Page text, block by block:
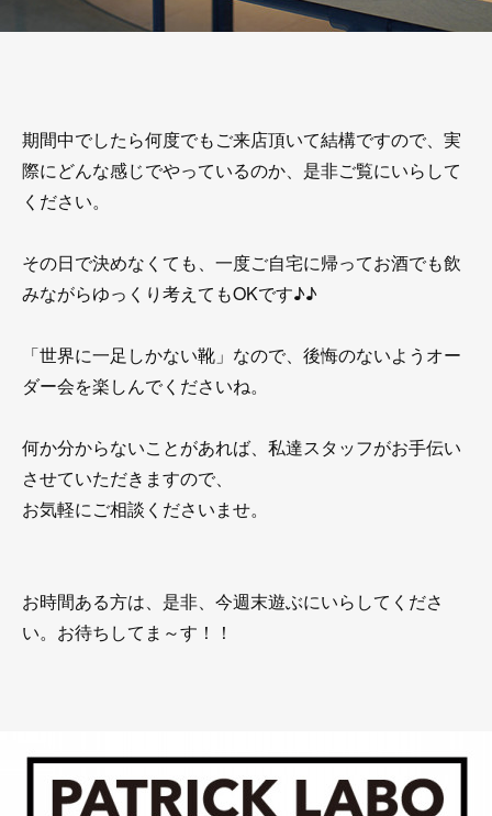
期間中でしたら何度でもご来店頂いて結構ですので、実
際にどんな感じでやっているのか、是非ご覧にいらして
ください。
その日で決めなくても、一度ご自宅に帰ってお酒でも飲
みながらゆっくり考えてもOKです♪♪
「世界に一足しかない靴」なので、後悔のないようオー
ダー会を楽しんでくださいね。
何か分からないことがあれば、私達スタッフがお手伝い
させていただきますので、
お気軽にご相談くださいませ。
お時間ある方は、是非、今週末遊ぶにいらしてくださ
い。お待ちしてま～す！！